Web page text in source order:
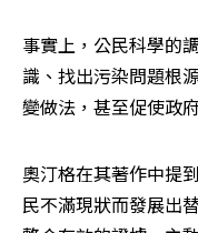
事實上，公民科學的
識、找出污染問題根
變做法，甚至促使政
奧汀格在其著作中提
民不滿現狀而發展出